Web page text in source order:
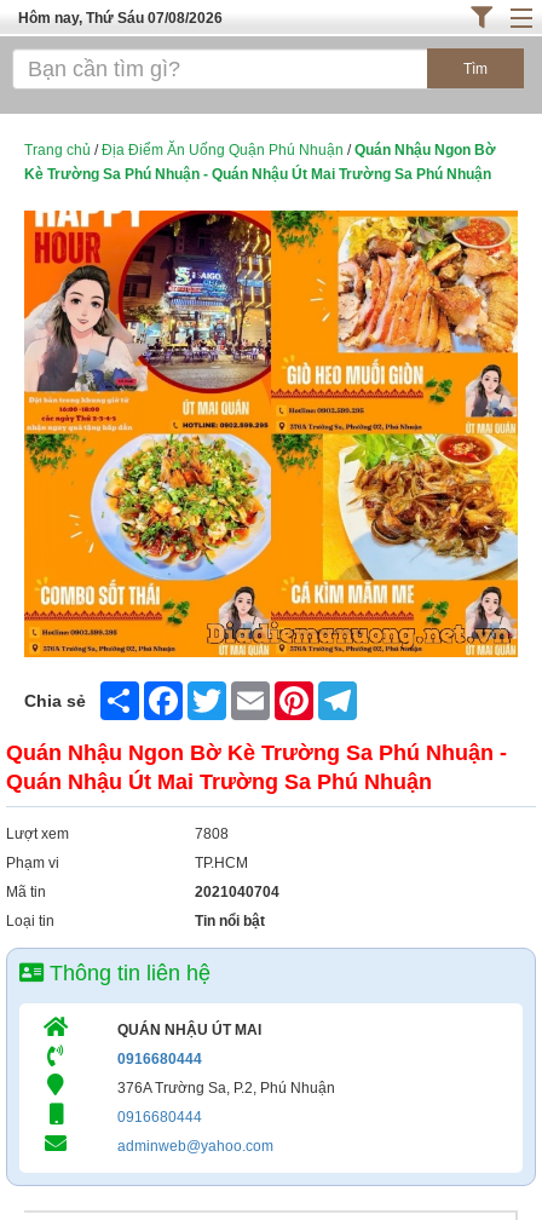
Hôm nay, Thứ Sáu 07/08/2026
Trang chủ
Cafe - Kem- Trà Sữa
Thực Phẩm Nông Hải Sản
ĐỊA ĐIỂM ĂN UỐNG HÀ NỘI
TOP QUÁN ĂN
Trang chủ /Địa Điểm Ăn Uống Quận Phú Nhuận /Quán Nhậu Ngon Bờ
Kè Trường Sa Phú Nhuận - Quán Nhậu Út Mai Trường Sa Phú Nhuận
Chia sẻ Share FacebookTwitter Email Pinterest
Quán Nhậu Ngon Bờ Kè Trường Sa Phú Nhuận -
Quán Nhậu Út Mai Trường Sa Phú Nhuận
Lượt xem
7808
Phạm vi
TP.HCM
Mã tin
2021040704
Loại tin
Tin nổi bật
Thông tin liên hệ
QUÁN NHẬU ÚT MAI
0916680444
376A Trường Sa, P.2, Phú Nhuận
0916680444
adminweb@yahoo.com